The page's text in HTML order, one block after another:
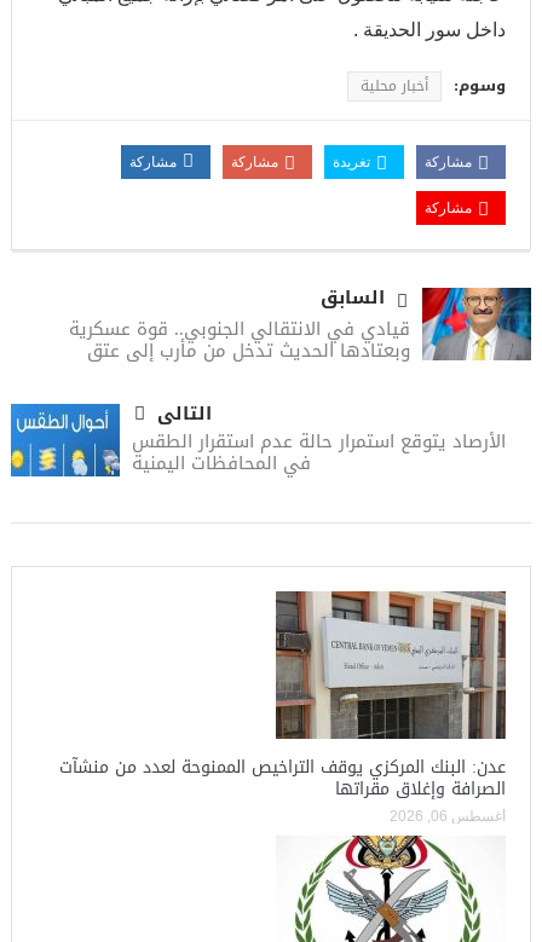
داخل سور الحديقة .
وسوم: أخبار محلية
مشاركة تغريدة مشاركة مشاركة
مشاركة
السابق
قيادي في الانتقالي الجنوبي.. قوة عسكرية
وبعتادها الحديث تدخل من مأرب إلى عتق
التالى
الأرصاد يتوقع استمرار حالة عدم استقرار الطقس
في المحافظات اليمنية
عدن: البنك المركزي يوقف التراخيص الممنوحة لعدد من منشآت
الصرافة وإغلاق مقراتها
أغسطس 06, 2026